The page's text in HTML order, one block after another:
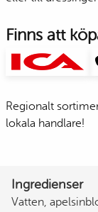
Finns att
Regionalt
lokala handlare!
Ingredienser
Vatten,